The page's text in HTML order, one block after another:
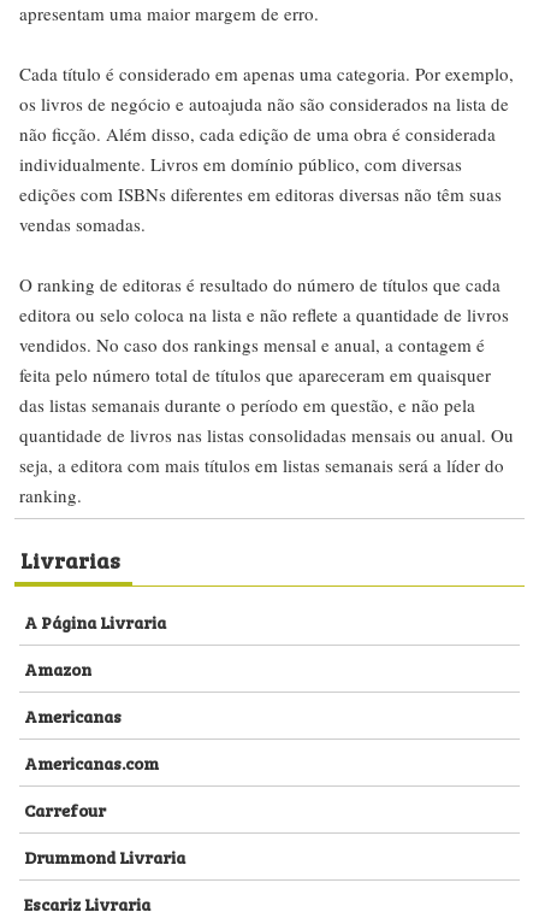
apresentam uma maior margem de erro.
Cada título é considerado em apenas uma categoria. Por exemplo,
os livros de negócio e autoajuda não são considerados na lista de
não ficção. Além disso, cada edição de uma obra é considerada
individualmente. Livros em domínio público, com diversas
edições com ISBNs diferentes em editoras diversas não têm suas
vendas somadas.
O ranking de editoras é resultado do número de títulos que cada
editora ou selo coloca na lista e não reflete a quantidade de livros
vendidos. No caso dos rankings mensal e anual, a contagem é
feita pelo número total de títulos que apareceram em quaisquer
das listas semanais durante o período em questão, e não pela
quantidade de livros nas listas consolidadas mensais ou anual. Ou
seja, a editora com mais títulos em listas semanais será a líder do
ranking.
Livrarias
A Página Livraria
Amazon
Americanas
Americanas.com
Carrefour
Drummond Livraria
Escariz Livraria